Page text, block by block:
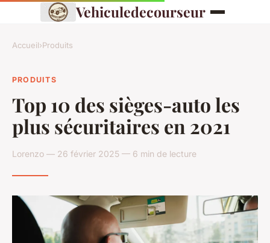
Vehiculedecourseur
Accueil›Produits
PRODUITS
Top 10 des sièges-auto les
plus sécuritaires en 2021
Lorenzo — 26 février 2025 — 6 min de lecture